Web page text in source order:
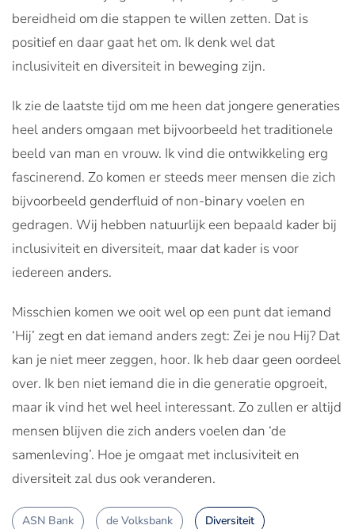
bereidheid om die stappen te willen zetten. Dat is
positief en daar gaat het om. Ik denk wel dat
inclusiviteit en diversiteit in beweging zijn.
Ik zie de laatste tijd om me heen dat jongere generaties
heel anders omgaan met bijvoorbeeld het traditionele
beeld van man en vrouw. Ik vind die ontwikkeling erg
fascinerend. Zo komen er steeds meer mensen die zich
bijvoorbeeld genderfluid of non-binary voelen en
gedragen. Wij hebben natuurlijk een bepaald kader bij
inclusiviteit en diversiteit, maar dat kader is voor
iedereen anders.
Misschien komen we ooit wel op een punt dat iemand
‘Hij’ zegt en dat iemand anders zegt: Zei je nou Hij? Dat
kan je niet meer zeggen, hoor. Ik heb daar geen oordeel
over. Ik ben niet iemand die in die generatie opgroeit,
maar ik vind het wel heel interessant. Zo zullen er altijd
mensen blijven die zich anders voelen dan ‘de
samenleving’. Hoe je omgaat met inclusiviteit en
diversiteit zal dus ook veranderen.
ASN Bank de Volksbank Diversiteit